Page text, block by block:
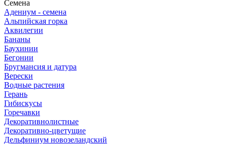
Семена
Адениум - семена
Альпийская горка
Аквилегии
Бананы
Баухинии
Бегонии
Бругмансия и датура
Верески
Водные растения
Герань
Гибискусы
Горечавки
Декоративнолистные
Декоративно-цветущие
Дельфиниум новозеландский